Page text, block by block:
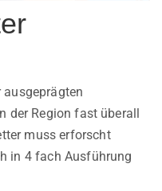
der Region fast überall
muss erforscht
in 4 fach Ausführung